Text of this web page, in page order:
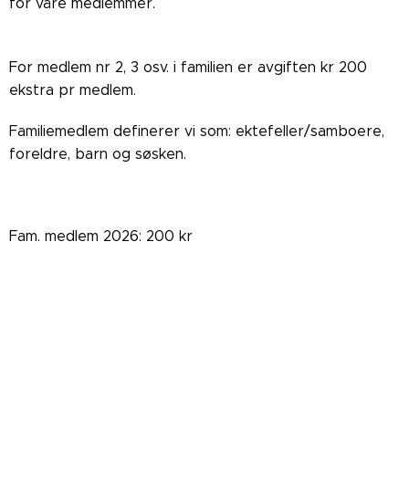
For medlem nr 2, 3 osv. i familien er avgiften kr 200
ekstra pr medlem.
Familiemedlem definerer vi som: ektefeller/samboere,
foreldre, barn og søsken.
Fam. medlem 2026: 200 kr